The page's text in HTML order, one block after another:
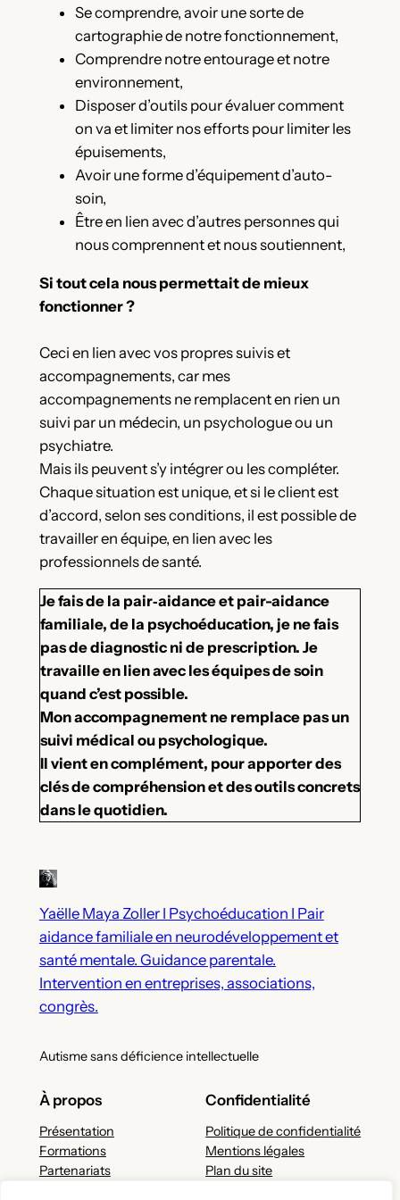
Se comprendre, avoir une sorte de
cartographie de notre fonctionnement,
Comprendre notre entourage et notre
environnement,
Disposer d’outils pour évaluer comment
on va et limiter nos efforts pour limiter les
épuisements,
Avoir une forme d’équipement d’auto-
soin,
Être en lien avec d’autres personnes qui
nous comprennent et nous soutiennent,
Si tout cela nous permettait de mieux
fonctionner ?
Ceci en lien avec vos propres suivis et
accompagnements, car mes
accompagnements ne remplacent en rien un
suivi par un médecin, un psychologue ou un
psychiatre.
Mais ils peuvent s’y intégrer ou les compléter.
Chaque situation est unique, et si le client est
d’accord, selon ses conditions, il est possible de
travailler en équipe, en lien avec les
professionnels de santé.
Je fais de la pair‑aidance et pair-aidance
familiale, de la psychoéducation, je ne fais
pas de diagnostic ni de prescription. Je
travaille en lien avec les équipes de soin
quand c’est possible.
Mon accompagnement ne remplace pas un
suivi médical ou psychologique.
Il vient en complément, pour apporter des
clés de compréhension et des outils concrets
dans le quotidien.
Yaëlle Maya Zoller I Psychoéducation I Pair
aidance familiale en neurodéveloppement et
santé mentale. Guidance parentale.
Intervention en entreprises, associations,
congrès.
Autisme sans déficience intellectuelle
À propos
Présentation
Formations
Partenariats
Confidentialité
Politique de confidentialité
Mentions légales
Plan du site